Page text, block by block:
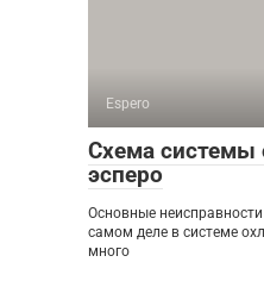
Espero
Схема системы
эсперо
Основные
самом деле в системе
много